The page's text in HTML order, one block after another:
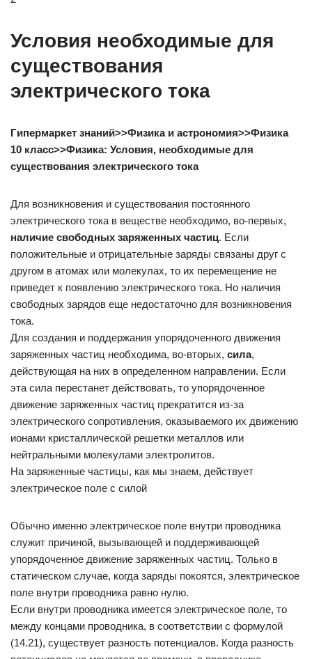
Условия необходимые для
существования
электрического тока
Гипермаркет знаний>>Физика и астрономия>>Физика
10 класс>>Физика: Условия, необходимые для
существования электрического тока
Для возникновения и существования постоянного
электрического тока в веществе необходимо, во-первых,
наличие свободных заряженных частиц. Если
положительные и отрицательные заряды связаны друг с
другом в атомах или молекулах, то их перемещение не
приведет к появлению электрического тока. Но наличия
свободных зарядов еще недостаточно для возникновения
тока.
Для создания и поддержания упорядоченного движения
заряженных частиц необходима, во-вторых, сила,
действующая на них в определенном направлении. Если
эта сила перестанет действовать, то упорядоченное
движение заряженных частиц прекратится из-за
электрического сопротивления, оказываемого их движению
ионами кристаллической решетки металлов или
нейтральными молекулами электролитов.
На заряженные частицы, как мы знаем, действует
электрическое поле с силой
Обычно именно электрическое поле внутри проводника
служит причиной, вызывающей и поддерживающей
упорядоченное движение заряженных частиц. Только в
статическом случае, когда заряды покоятся, электрическое
поле внутри проводника равно нулю.
Если внутри проводника имеется электрическое поле, то
между концами проводника, в соответствии с формулой
(14.21), существует разность потенциалов. Когда разность